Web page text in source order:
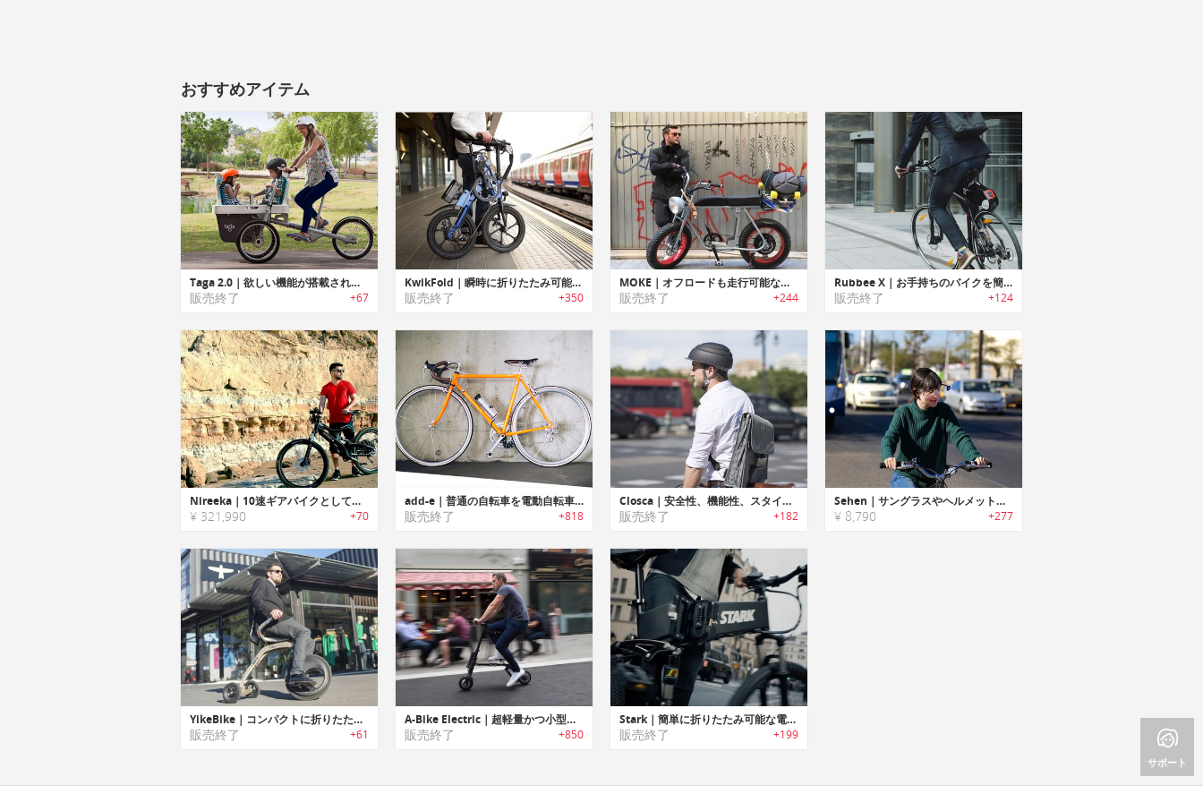
おすすめアイテム
Taga 2.0｜欲しい機能が搭載されたファミリーバイク「タガ2.0」
販売終了 +67
KwikFold｜瞬時に折りたたみ可能なスマートデザインeバイク「クイックフォルド」
販売終了 +350
MOKE｜オフロードも走行可能なロングシート電動eバイク「モーク」
販売終了 +244
Rubbee X｜お手持ちのバイクを簡単に電動バイクに変身させる「ラビーX」
販売終了 +124
Nireeka｜10速ギアバイクとしてもライド可能なスマートeバイク「ナイリーカ」
¥ 321,990 +70
add-e｜普通の自転車を電動自転車に変えるデバイス「エディー」
販売終了 +818
Closca｜安全性、機能性、スタイル性を追求した自転車用ヘルメット「クロスカ」
販売終了 +182
Sehen｜サングラスやヘルメットに取付け安全性を高めるリアビューミラー「シーヘン」
¥ 8,790 +277
YikeBike｜コンパクトに折りたたみ可能なユニークデザイン電動バイク「ヤイクバイク」
販売終了 +61
A-Bike Electric｜超軽量かつ小型の電動自転車「エーバイク・エレクトリック」
販売終了 +850
Stark｜簡単に折りたたみ可能な電動eバイク「スターク」
販売終了 +199
サポート